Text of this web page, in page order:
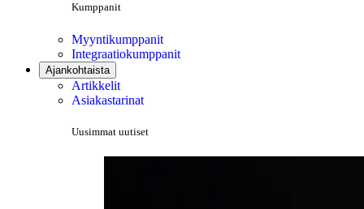
Kumppanit
Myyntikumppanit
Integraatiokumppanit
Ajankohtaista
Artikkelit
Asiakastarinat
Uusimmat uutiset